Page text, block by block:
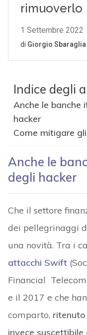
Indice degli
Anche le banche
hacker
Come mitigare
Anche le
degli hacker
Che il settore
dei pellegrinaggi
una novità. Tra i
attacchi Swift
Financial
e il 2017 e che
comparto,
invece suscettibile